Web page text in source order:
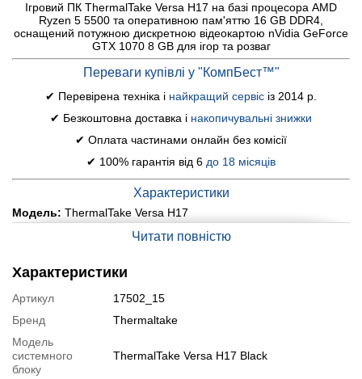
Ігровий ПК ThermalTake Versa H17 на базі процесора AMD
Ryzen 5 5500 та оперативною пам'яттю 16 GB DDR4,
оснащений потужною дискретною відеокартою nVidia GeForce
GTX 1070 8 GB для ігор та розваг
Переваги купівлі у "КомпБест™"
✔ Перевірена техніка і найкращий сервіс із 2014 р.
✔ Безкоштовна доставка і накопичувальні знижки
✔ Оплата частинами онлайн без комісії
✔ 100% гарантія від 6 до 18 місяців
Характеристики
Модель: ThermalTake Versa H17
ASRock B450M-HDV R4.0
Оперативна пам'ять:
Постійна пам'ять: 512 GB SSD
Графіка:
дискретна nVidia GeForce GTX 1070, 8 GB GDDR5,
Порти:5x USB 3.0, 4x USB 2.0, 1x VGA, 2x HDMI, 1x PS/2, 3x
DP, 2x DVI, 5x Audio
Читати повністю
Характеристики
Артикул
17502_15
Бренд
Thermaltake
Модель
системного
блоку
ThermalTake Versa H17 Black